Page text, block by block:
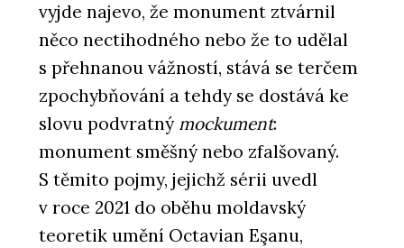
vyjde najevo, že monument ztvárnil
něco nectihodného nebo že to udělal
s přehnanou vážností, stává se terčem
zpochybňování a tehdy se dostává ke
slovu podvratný mockument:
monument směšný nebo zfalšovaný.
S těmito pojmy, jejichž sérii uvedl
v roce 2021 do oběhu moldavský
teoretik umění Octavian Eşanu,